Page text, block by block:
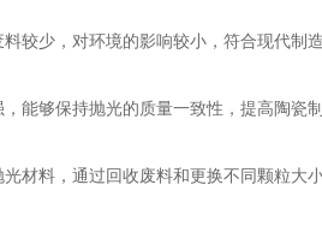
少，对环境的影响较小，符合现代制造
够保持抛光的质量一致性，提高陶瓷制
料，通过回收废料和更换不同颗粒大小